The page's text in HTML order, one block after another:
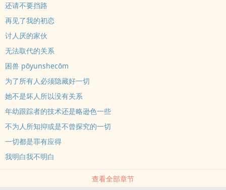
还请不要挡路
再见了我的初恋
讨人厌的家伙
无法取代的关系
困兽 pōyunshecōm
为了所有人必须隐藏好一切
她不是坏人所以没有关系
年幼跟踪者的技术还是略逊色一些
不为人所知抑或是不曾探究的一切
一切都是罪有应得
我明白我不明白
查看全部章节